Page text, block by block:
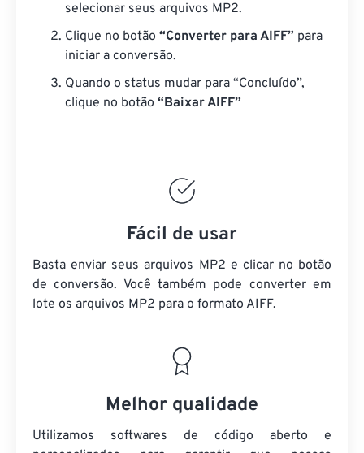
selecionar seus arquivos MP2.
Clique no botão “Converter para AIFF” para
iniciar a conversão.
Quando o status mudar para “Concluído”,
clique no botão “Baixar AIFF”
Fácil de usar
Basta enviar seus arquivos MP2 e clicar no botão
de conversão. Você também pode converter em
lote os arquivos MP2 para o formato AIFF.
Melhor qualidade
Utilizamos softwares de código aberto e